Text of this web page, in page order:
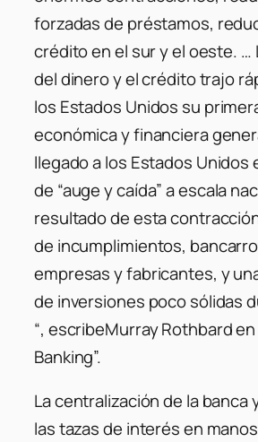
forzadas de préstamos,
crédito en el sur y el oeste. …
del dinero y el crédito trajo
los Estados Unidos su
económica y financiera
llegado a los Estados Unidos
de “auge y caída” a escala
resultado de esta
de incumplimientos,
empresas y fabricantes, y
de inversiones poco sólidas
“, escribeMurray Rothbard
Banking”.
La centralización de la banca
las tazas de interés en